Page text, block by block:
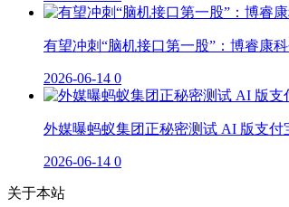
有望冲刺“脑机接口第一股”：博睿康
2026-06-14 0
外媒曝蚂蚁集团正秘密测试 AI 版支付
2026-06-14 0
关于本站